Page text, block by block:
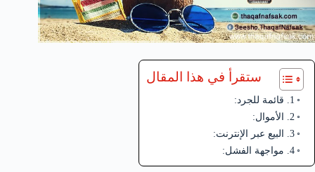
ستقرأ في هذا المقال
1. قائمة للجرد:
2. الأموال:
3. البيع عبر الإنترنت:
4. مواجهة الفشل: